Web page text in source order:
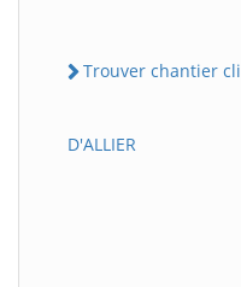
Trouver chantier
D'ALLIER